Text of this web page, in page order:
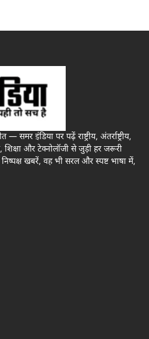
— समर इंडिया पर पढ़ें राष्ट्रीय, अंतर्राष्ट्रीय,
और टेक्नोलॉजी से जुड़ी हर जरूरी
खबरें, वह भी सरल और स्पष्ट भाषा में,